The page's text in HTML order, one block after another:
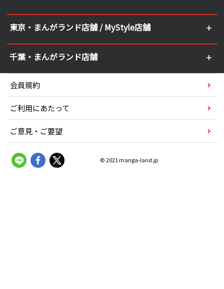
東京・まんがランド店舗 / MyStyle店舗
千葉・まんがランド店舗
会員規約
ご利用にあたって
ご意見・ご要望
© 2021 manga-land.jp